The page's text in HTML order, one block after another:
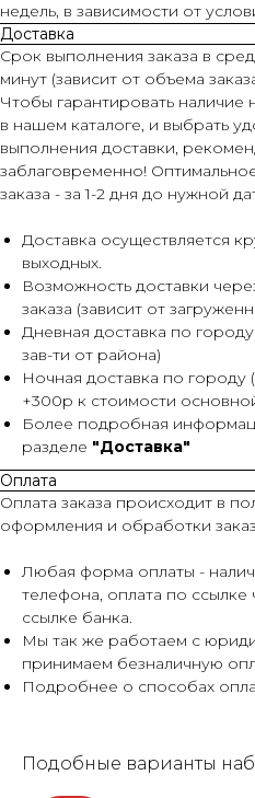
недель, в зависимости от
Доставка
Срок выполнения заказа в
минут (зависит от объема
Чтобы гарантировать
в нашем каталоге, и выбрать
выполнения доставки,
заблаговременно!
заказа - за 1-2 дня до нужной
Доставка осуществляется
выходных.
Возможность доставки
заказа (зависит от
Дневная доставка по
зав-ти от района)
Ночная доставка по городу
+300р к стоимости
Более подробная
разделе "Доставка"
Оплата
Оплата заказа происходит в
оформления и обработки
Любая форма оплаты -
телефона, оплата по
ссылке банка.
Мы так же работаем с
принимаем безналичную
Подробнее о способах
Подобные варианты